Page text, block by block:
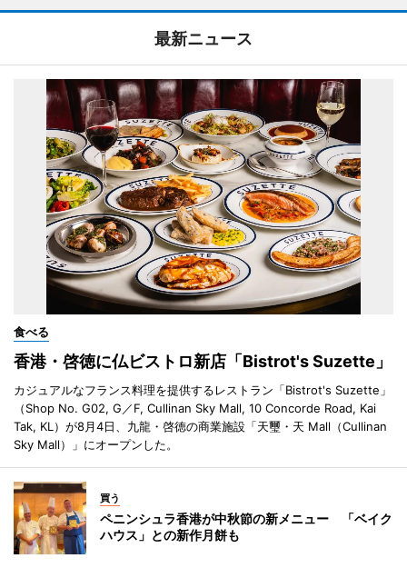
最新ニュース
食べる
香港・啓徳に仏ビストロ新店「Bistrot's Suzette」
カジュアルなフランス料理を提供するレストラン「Bistrot's Suzette」
（Shop No. G02, G／F, Cullinan Sky Mall, 10 Concorde Road, Kai
Tak, KL）が8月4日、九龍・啓徳の商業施設「天璽・天 Mall（Cullinan
Sky Mall）」にオープンした。
買う
ペニンシュラ香港が中秋節の新メニュー 「ベイク
ハウス」との新作月餅も